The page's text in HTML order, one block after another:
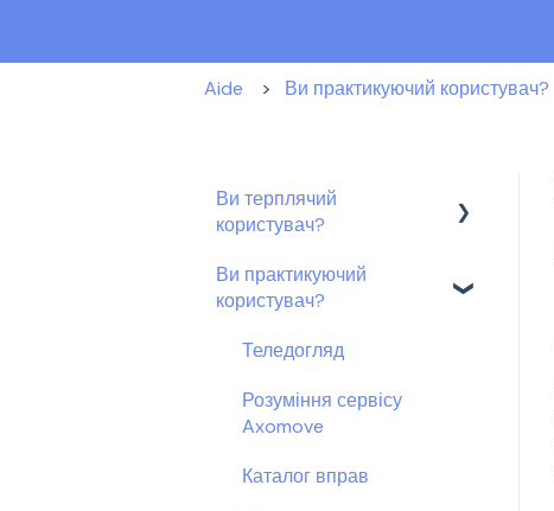
Aide Ви практикуючий користувач?
Ви терплячий
користувач?
Мій рахунок
Ви практикуючий
користувач?
Теледогляд
Розуміння сервісу
Axomove
Каталог вправ